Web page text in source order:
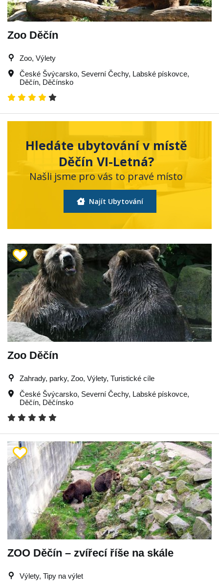
Zoo Děčín
Zoo, Výlety
České Švýcarsko, Severní Čechy, Labské pískovce,
Děčín, Děčínsko
Hledáte ubytování v místě
Děčín VI-Letná?
Našli jsme pro vás to pravé místo
Najít Ubytování
Zoo Děčín
Zahrady, parky, Zoo, Výlety, Turistické cíle
České Švýcarsko, Severní Čechy, Labské pískovce,
Děčín, Děčínsko
ZOO Děčín – zvířecí říše na skále
Výlety, Tipy na výlet